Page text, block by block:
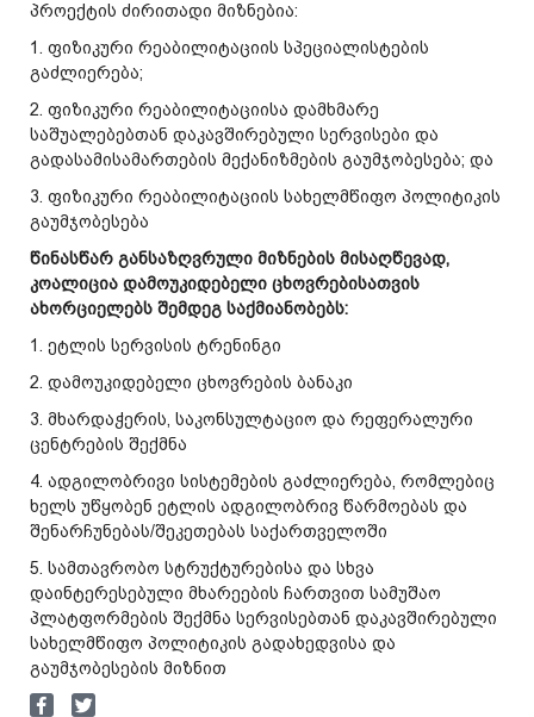
პროექტის ძირითადი მიზნებია:
1. ფიზიკური რეაბილიტაციის სპეციალისტების
გაძლიერება;
2. ფიზიკური რეაბილიტაციისა დამხმარე
საშუალებებთან დაკავშირებული სერვისები და
გადასამისამართების მექანიზმების გაუმჯობესება; და
3. ფიზიკური რეაბილიტაციის სახელმწიფო პოლიტიკის
გაუმჯობესება
წინასწარ განსაზღვრული მიზნების მისაღწევად,
კოალიცია დამოუკიდებელი ცხოვრებისათვის
ახორციელებს შემდეგ საქმიანობებს:
1. ეტლის სერვისის ტრენინგი
2. დამოუკიდებელი ცხოვრების ბანაკი
3. მხარდაჭერის, საკონსულტაციო და რეფერალური
ცენტრების შექმნა
4. ადგილობრივი სისტემების გაძლიერება, რომლებიც
ხელს უწყობენ ეტლის ადგილობრივ წარმოებას და
შენარჩუნებას/შეკეთებას საქართველოში
5. სამთავრობო სტრუქტურებისა და სხვა
დაინტერესებული მხარეების ჩართვით სამუშაო
პლატფორმების შექმნა სერვისებთან დაკავშირებული
სახელმწიფო პოლიტიკის გადახედვისა და
გაუმჯობესების მიზნით